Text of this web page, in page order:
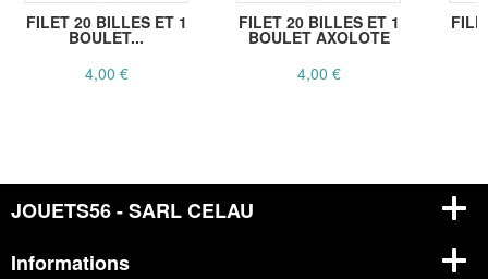
FILET 20 BILLES ET 1
BOULET...
4,00 €
FILET 20 BILLES ET 1
BOULET AXOLOTE
4,00 €
JOUETS56 - SARL CELAU
Informations